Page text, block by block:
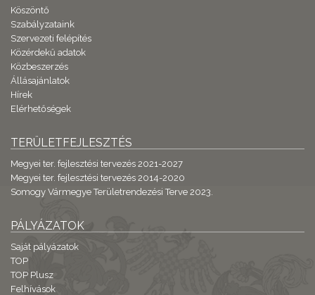
Köszöntő
Szabályzataink
Szervezeti felépítés
Közérdekű adatok
Közbeszerzés
Állásajánlatok
Hírek
Elérhetőségek
TERÜLETFEJLESZTÉS
Megyei ter. fejlesztési tervezés 2021-2027
Megyei ter. fejlesztési tervezés 2014-2020
Somogy Vármegye Területrendezési Terve 2023.
PÁLYÁZATOK
Saját pályázatok
TOP
TOP Plusz
Felhívások